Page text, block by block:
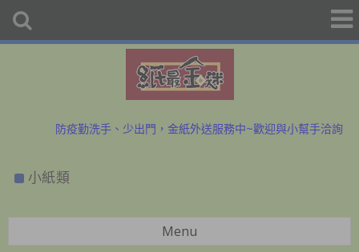
初二、十六拜拜金紙香燭外送、宅配服務歡迎預購洽詢
防疫勤洗手、少出門，金紙外送服務中~歡迎與小幫手洽詢
防疫勤洗手、少出門，金紙外送服務中~歡迎與小幫手洽詢
小紙類
Menu